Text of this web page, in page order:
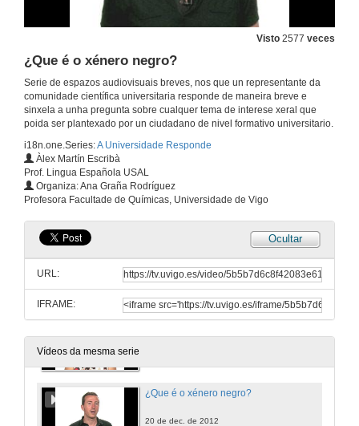
Visto 2577 veces
¿Que é o xénero negro?
Serie de espazos audiovisuais breves, nos que un representante da
comunidade científica universitaria responde de maneira breve e
sinxela a unha pregunta sobre cualquer tema de interese xeral que
poida ser plantexado por un ciudadano de nivel formativo universitario.
i18n.one.Series:A Universidade Responde
Àlex Martín Escribà
Prof. Lingua Española USAL
Organiza: Ana Graña Rodríguez
Profesora Facultade de Químicas, Universidade de Vigo
Ocultar
URL:
IFRAME:
Vídeos da mesma serie
¿Por que Murillo pintou tantas Inmaculadas?
20 de dec. de 2012
¿Por que o cadro de Las Meninas se chama así?
20 de dec. de 2012
¿Que é o Bosón de Higgs?
20 de dec. de 2012
¿Que función cumpre a bolsa dentro da Economía?
¿Que é o xénero negro?
20 de dec. de 2012